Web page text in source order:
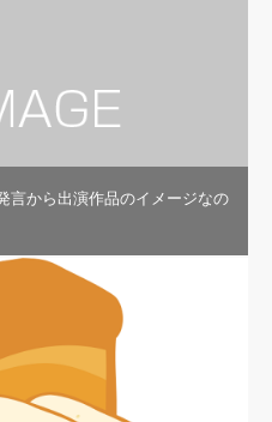
言から出演作品のイメージなの